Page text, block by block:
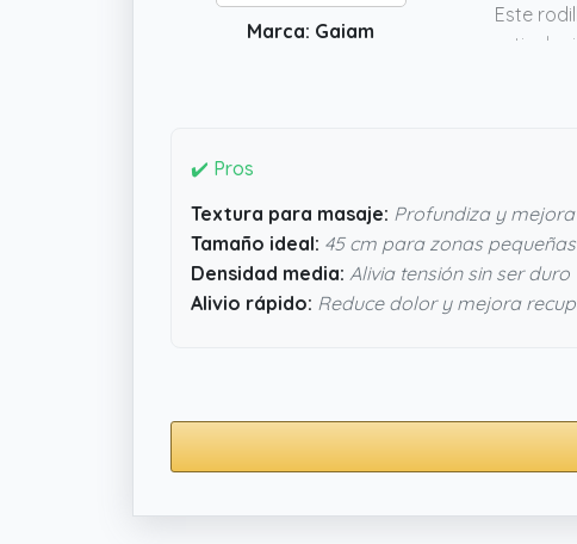
Marca: Gaiam
Este
✔️ Pros
Textura para masaje: Profundiza y
Tamaño ideal: 45 cm para zonas pequeñas
Densidad media: Alivia tensión sin ser duro
Alivio rápido: Reduce dolor y mejora